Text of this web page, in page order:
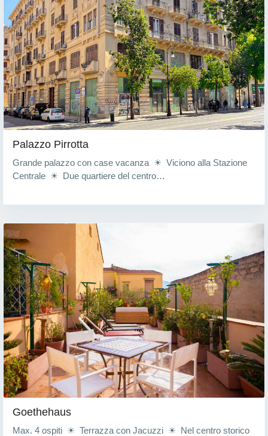
Palazzo Pirrotta
Grande palazzo con case vacanza ☀ Viciono alla Stazione
Centrale ☀ Due quartiere del centro…
Goethehaus
Max. 4 ospiti ☀ Terrazza con Jacuzzi ☀ Nel centro storico